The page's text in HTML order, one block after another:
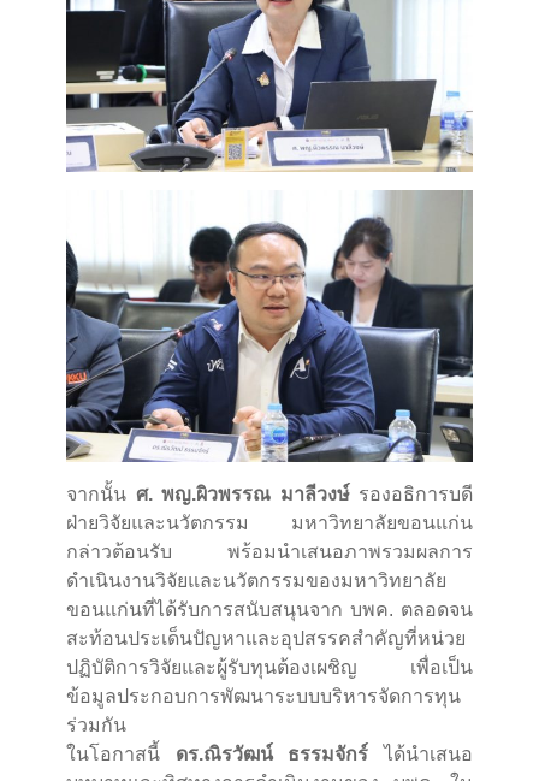
จากนั้น ศ. พญ.ผิวพรรณ มาลีวงษ์รองอธิการบดี
ฝ่ายวิจัยและนวัตกรรม มหาวิทยาลัยขอนแก่น
กล่าวต้อนรับ พร้อมนำเสนอภาพรวมผลการ
ดำเนินงานวิจัยและนวัตกรรมของมหาวิทยาลัย
ขอนแก่นที่ได้รับการสนับสนุนจาก บพค. ตลอดจน
สะท้อนประเด็นปัญหาและอุปสรรคสำคัญที่หน่วย
ปฏิบัติการวิจัยและผู้รับทุนต้องเผชิญ เพื่อเป็น
ข้อมูลประกอบการพัฒนาระบบบริหารจัดการทุน
ร่วมกัน
ในโอกาสนี้ ดร.ณิรวัฒน์ ธรรมจักร์ ได้นำเสนอ